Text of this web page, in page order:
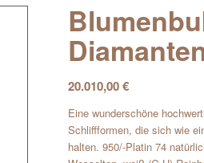
20.010,00€
Eine wunderschöne
Schliffformen, die sich wie
halten. 950/-Platin 74